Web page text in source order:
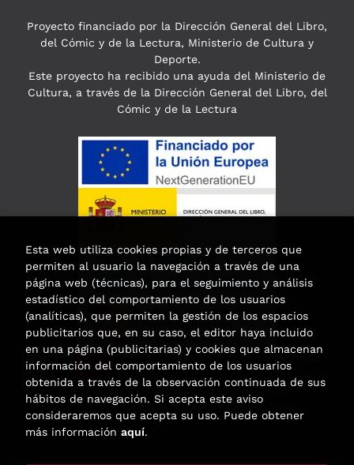
Proyecto financiado por la Dirección General del Libro,
del Cómic y de la Lectura, Ministerio de Cultura y
Deporte.
Este proyecto ha recibido una ayuda del Ministerio de
Cultura, a través de la Dirección General del Libro, del
Cómic y de la Lectura
Esta actividad ha recibido una ayuda
para la modernización de las librerías de
la Comunidad de Madrid
correspondiente al año 2025.
Esta web utiliza cookies propias y de terceros que
permiten al usuario la navegación a través de una
página web (técnicas), para el seguimiento y análisis
estadístico del comportamiento de los usuarios
(analíticas), que permiten la gestión de los espacios
publicitarios que, en su caso, el editor haya incluido
en una página (publicitarias) y cookies que almacenan
información del comportamiento de los usuarios
obtenida a través de la observación continuada de sus
hábitos de navegación. Si acepta este aviso
consideraremos que acepta su uso. Puede obtener
más información aquí.